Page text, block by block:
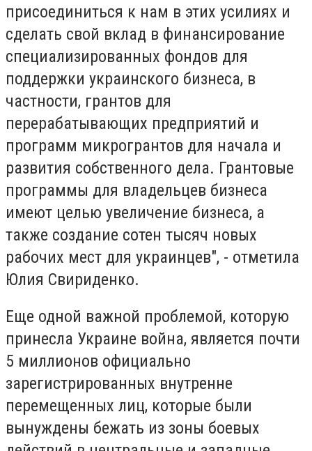
присоединиться к нам в этих усилиях и
сделать свой вклад в финансирование
специализированных фондов для
поддержки украинского бизнеса, в
частности, грантов для
перерабатывающих предприятий и
программ микрогрантов для начала и
развития собственного дела. Грантовые
программы для владельцев бизнеса
имеют целью увеличение бизнеса, а
также создание сотен тысяч новых
рабочих мест для украинцев", - отметила
Юлия Свириденко.
Еще одной важной проблемой, которую
принесла Украине война, является почти
5 миллионов официально
зарегистрированных внутренне
перемещенных лиц, которые были
вынуждены бежать из зоны боевых